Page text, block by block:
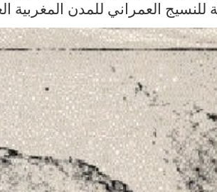
للنسيج العمراني للمدن المغربية